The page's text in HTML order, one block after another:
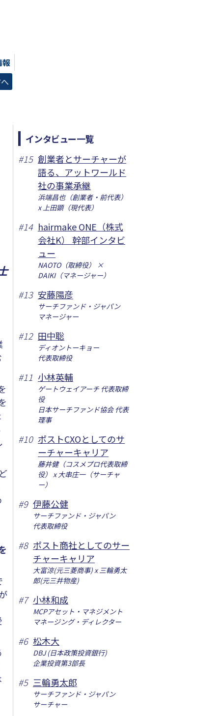
報
インタビュー一覧
#15 創業者とサーチャーが
語る、アットワールド
社の事業承継
浜端昌也（創業者・前代表）
x 上田顕（現代表）
#14 hairmake ONE（株式
会社K） 幹部インタビ
ュー
NAOTO（取締役） ×
DAIKI（マネージャー）
#13 安藤陽彦
サーチファンド・ジャパン
マネージャー
#12 田中聡
ディオントーキョー
代表取締役
#11 小林英輔
ゲートウェイアーチ 代表取締
役
日本サーチファンド協会 代表
理事
#10 ポストCXOとしてのサ
ーチャーキャリア
藤井健（コスメプロ代表取締
役） x 大串庄一（サーチャ
ー）
#9 伊藤公健
サーチファンド・ジャパン
代表取締役
#8 ポスト商社としてのサー
チャーキャリア
大富涼(元三菱商事) x 三輪勇太
郎(元三井物産)
#7 小林和成
MCPアセット・マネジメント
マネージング・ディレクター
#6 松木大
DBJ (日本政策投資銀行)
企業投資第3部長
#5 三輪勇太郎
サーチファンド・ジャパン
サーチャー